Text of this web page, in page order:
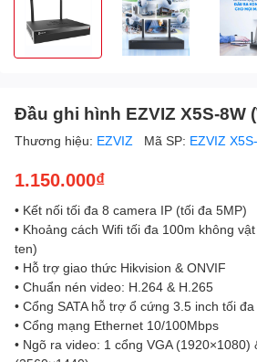
Đầu ghi hình EZVIZ X5S-8W
Thương hiệu: EZVIZ Mã SP: EZVIZ
1.150.000₫
• Kết nối tối đa 8 camera IP (tối đa 5MP)
• Khoảng cách Wifi tối đa 100m không
ten)
• Hỗ trợ giao thức Hikvision & ONVIF
• Chuẩn nén video: H.264 & H.265
• Cổng SATA hỗ trợ ổ cứng 3.5 inch tối
• Cổng mạng Ethernet 10/100Mbps
• Ngõ ra video: 1 cổng VGA (1920×1080)